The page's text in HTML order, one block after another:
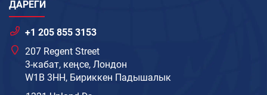
ДАРЕГИ
+1 205 855 3153
207 Regent Street
3-кабат, кеңсе, Лондон
W1B 3HH, Бириккен Падышалык